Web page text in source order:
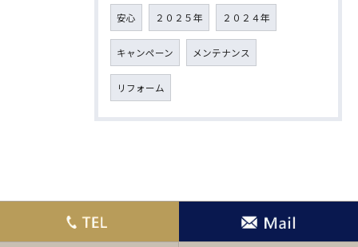
安心 ２０２５年 ２０２４年
キャンペーン メンテナンス
リフォーム